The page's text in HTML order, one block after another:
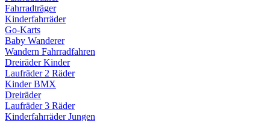
Fahrradträger
Kinderfahrräder
Go-Karts
Baby Wanderer
Wandern Fahrradfahren
Dreiräder Kinder
Laufräder 2 Räder
Kinder BMX
Dreiräder
Laufräder 3 Räder
Kinderfahrräder Jungen